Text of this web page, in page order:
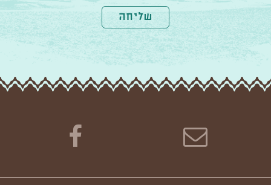
שליחה